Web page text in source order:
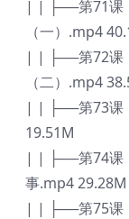
| | ├──第71课
（一）.mp4
| | ├──第72课
（二）.mp4
| | ├──第73课
19.51M
| | ├──第74课
事.mp4 29.28M
| | ├──第75课